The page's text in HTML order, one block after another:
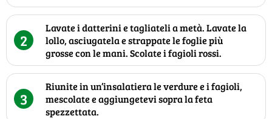
2
Lavate i datterini e tagliateli a metà. Lavate la
lollo, asciugatela e strappate le foglie più
grosse con le mani. Scolate i fagioli rossi.
3
Riunite in un’insalatiera le verdure e i fagioli,
mescolate e aggiungetevi sopra la feta
spezzettata.